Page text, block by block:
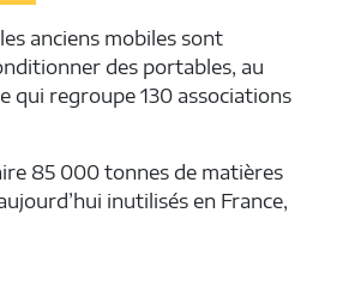
anciens mobiles sont
des portables, au
qui regroupe 130 associations
85 000 tonnes de matières
inutilisés en France,